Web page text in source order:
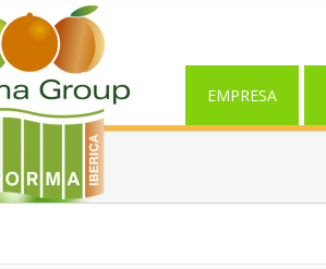
EMPRESA